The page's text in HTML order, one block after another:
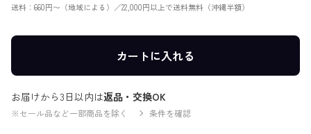
送料：660円〜（地域による）／22,000円以上で送料無料（沖縄半額）
カートに入れる
お届けから3日以内は返品・交換OK
※セール品など一部商品を除く 条件を確認